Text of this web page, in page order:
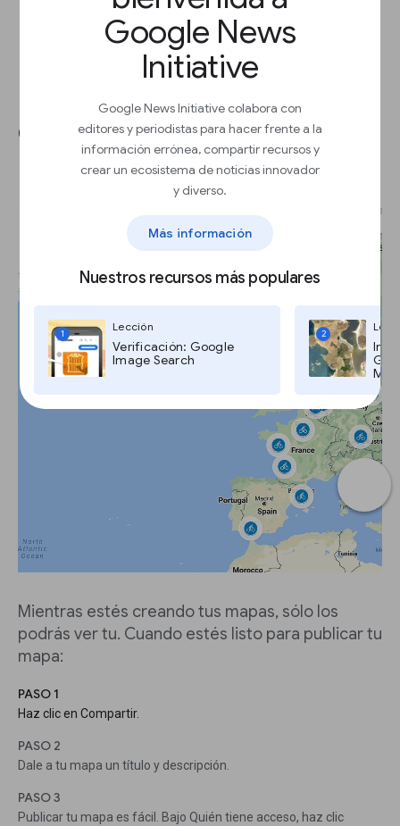
Google News
Initiative
Google News Initiative colabora con
editores y periodistas para hacer frente a la
información errónea, compartir recursos y
crear un ecosistema de noticias innovador
y diverso.
Más información
Nuestros recursos más populares
1
Lección
Verificación: Google
Image Search
2
Compartir tu mapa con el
mundo.
Mientras estés creando tus mapas, sólo los
podrás ver tu. Cuando estés listo para publicar tu
mapa:
PASO 1
Haz clic en Compartir.
PASO 2
Dale a tu mapa un título y descripción.
PASO 3
Publicar tu mapa es fácil. Bajo Quién tiene acceso, haz clic